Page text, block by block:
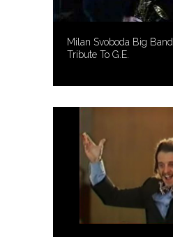
Milan Svoboda Big Band
Tribute To G.E.